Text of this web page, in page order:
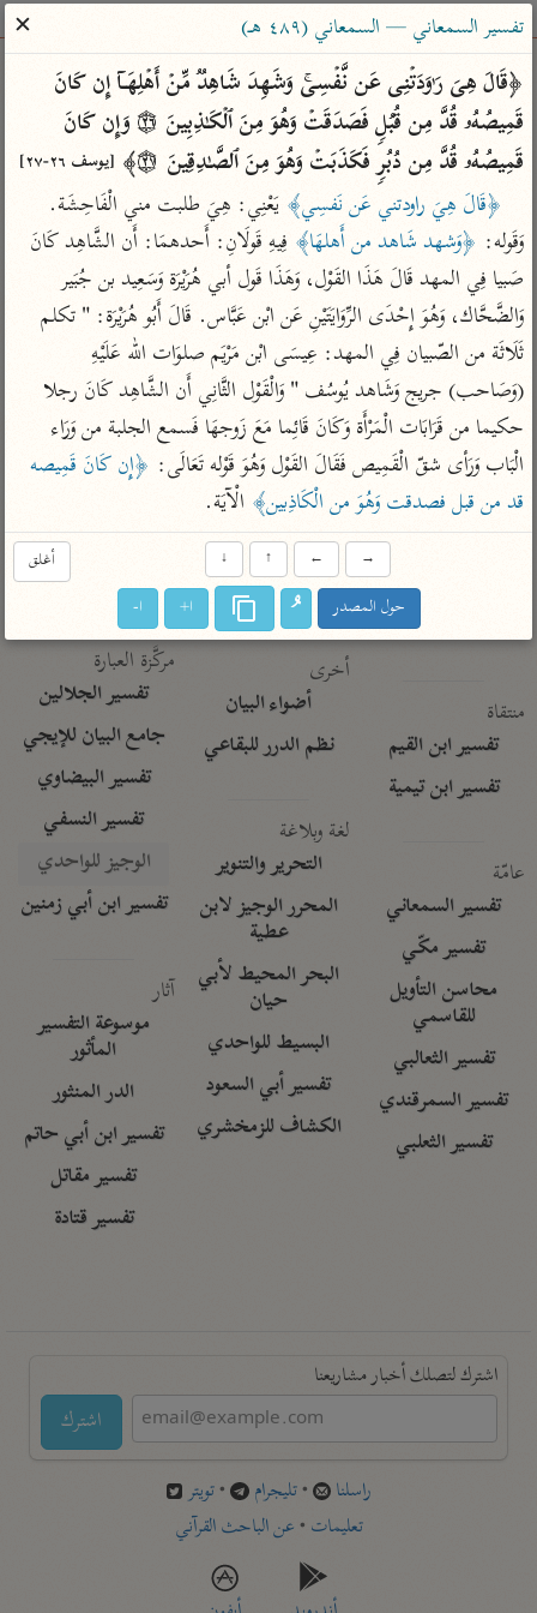
ساهم معنا في نشر القرآن والعلم الشرعي
الباحث القرآني
بحث تفسير علوم مصاحف معاجم
Type 2 or more characters for results.
Type 1 or more
characters for results.
أمّهات
تفسير الطبري
تفسير ابن كثير
تفسير القرطبي
تفسير البغوي
تفسير ابن الجوزي
تفسير الماوردي
منتقاة
تفسير ابن القيم
تفسير ابن تيمية
عامّة
تفسير السمعاني
تفسير مكّي
محاسن التأويل
للقاسمي
تفسير الثعالبي
تفسير السمرقندي
تفسير الثعلبي
عامّة
فتح البيان للقنوجي
فتح القدير للشوكاني
تفسير ابن جزي
موسوعات
تفسير الآلوسي
تفسير الرازي
أخرى
أضواء البيان
نظم الدرر للبقاعي
لغة وبلاغة
التحرير والتنوير
المحرر الوجيز لابن
عطية
البحر المحيط لأبي
حيان
البسيط للواحدي
تفسير أبي السعود
الكشاف للزمخشري
معاصرة
الميسر
المختصر في
التفسير
تفسير السعدي
القرآن – تدبر وعمل
تفسير ابن عثيمين
مركَّزة العبارة
تفسير الجلالين
جامع البيان للإيجي
تفسير البيضاوي
تفسير النسفي
الوجيز للواحدي
تفسير ابن أبي زمنين
آثار
موسوعة التفسير
المأثور
الدر المنثور
تفسير ابن أبي حاتم
تفسير مقاتل
تفسير قتادة
اشترك لتصلك أخبار مشاريعنا
اشترك
راسلنا •تليجرام •تويتر
تعليمات •عن الباحث القرآني
تفسير السمعاني — السمعاني (٤٨٩ هـ)
✕
قَمِیصُهُۥ قُدَّ مِن دُبُرࣲ فَكَذَبَتۡ وَهُوَ مِنَ ٱلصَّـٰدِقِینَ ۝٢٧﴾
[يوسف ٢٦-٢٧]
﴿قَالَ هِيَ راودتني عَن نَفسِي﴾
وَقَوله: ﴿وَشهد شَاهد من أَهلهَا﴾
صَبيا فِي المهد قَالَ هَذَا القَوْل، وَهَذَا قَول أبي هُرَيْرَة وَسَعِيد بن جُبَير
الْبَاب وَرَأى شقّ الْقَمِيص فَقَالَ القَوْل وَهُوَ قَوْله تَعَالَى:
قد من قبل فصدقت وَهُوَ من الْكَاذِبين﴾ الْآيَة.
أغلق →
←
↑
↓
حول المصدر ا+ ا-